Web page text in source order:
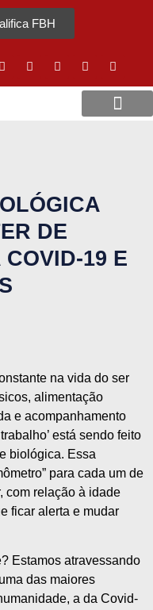
FBH
DE
19 E
na vida do ser
alimentação
e acompanhamento
está sendo feito
biológica. Essa
para cada um de
com relação à idade
ficar alerta e mudar
Estamos atravessando
das maiores
a da Covid-